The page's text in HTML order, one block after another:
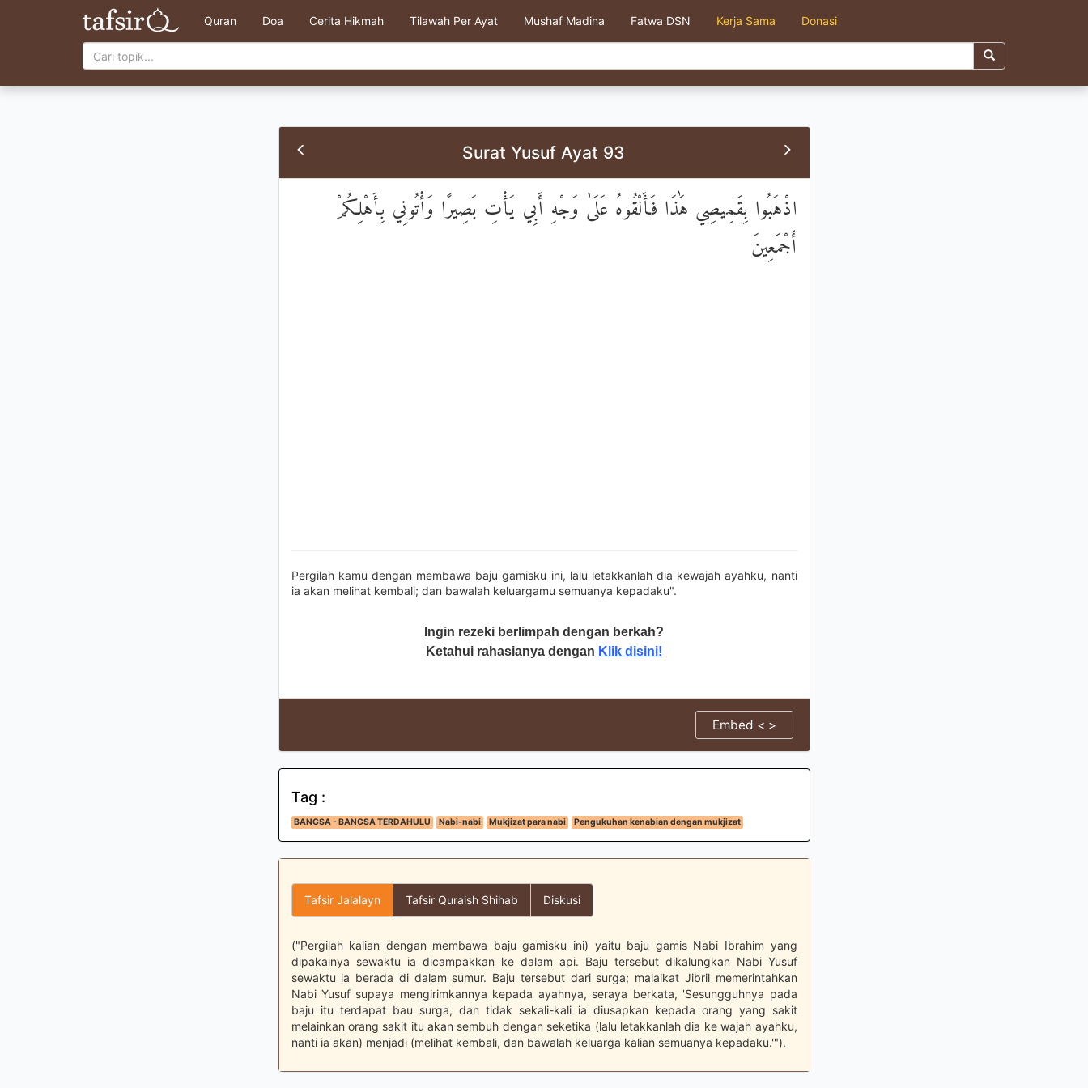
Quran Doa Cerita Hikmah Tilawah Per Ayat Mushaf Madina Fatwa DSN Kerja Sama Donasi
Surat Yusuf Ayat 93
اذْهَبُوا بِقَمِيصِي هَٰذَا فَأَلْقُوهُ عَلَىٰ وَجْهِ أَبِي يَأْتِ بَصِيرًا وَأْتُونِي بِأَهْلِكُمْ
أَجْمَعِينَ
Pergilah kamu dengan membawa baju gamisku ini, lalu letakkanlah dia kewajah ayahku, nanti
ia akan melihat kembali; dan bawalah keluargamu semuanya kepadaku".
Ingin rezeki berlimpah dengan berkah?
Ketahui rahasianya dengan Klik disini!
Embed < >
Tag :
BANGSA - BANGSA TERDAHULU Nabi-nabi Mukjizat para nabi Pengukuhan kenabian dengan mukjizat
Tafsir Jalalayn Tafsir Quraish Shihab Diskusi
("Pergilah kalian dengan membawa baju gamisku ini) yaitu baju gamis Nabi Ibrahim yang
dipakainya sewaktu ia dicampakkan ke dalam api. Baju tersebut dikalungkan Nabi Yusuf
sewaktu ia berada di dalam sumur. Baju tersebut dari surga; malaikat Jibril memerintahkan
Nabi Yusuf supaya mengirimkannya kepada ayahnya, seraya berkata, 'Sesungguhnya pada
baju itu terdapat bau surga, dan tidak sekali-kali ia diusapkan kepada orang yang sakit
melainkan orang sakit itu akan sembuh dengan seketika (lalu letakkanlah dia ke wajah ayahku,
nanti ia akan) menjadi (melihat kembali, dan bawalah keluarga kalian semuanya kepadaku.'").